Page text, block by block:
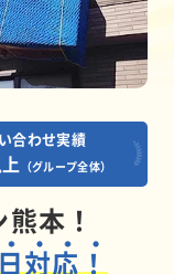
合わせ実績
（グループ全体）
本！
対応！